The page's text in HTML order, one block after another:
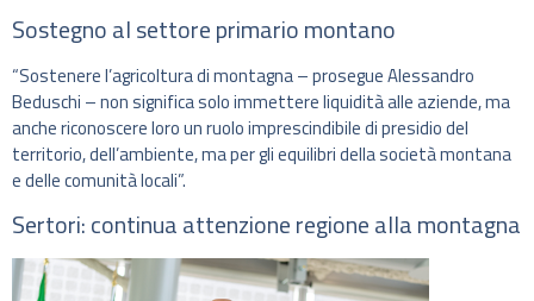
Sostegno al settore primario montano
“Sostenere l’agricoltura di montagna – prosegue Alessandro
Beduschi – non significa solo immettere liquidità alle aziende, ma
anche riconoscere loro un ruolo imprescindibile di presidio del
territorio, dell’ambiente, ma per gli equilibri della società montana
e delle comunità locali”.
Sertori: continua attenzione regione alla montagna